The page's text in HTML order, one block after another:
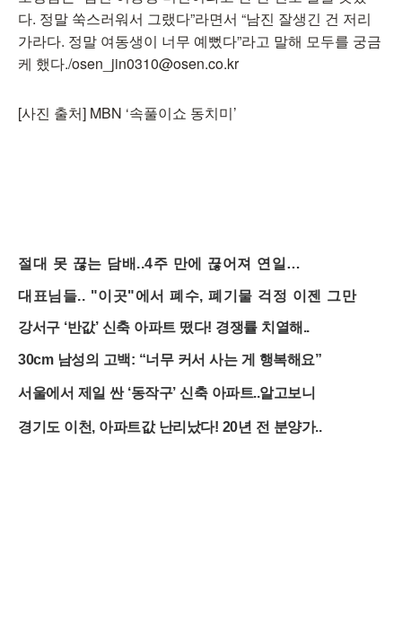
다. 정말 쑥스러워서 그랬다”라면서 “남진 잘생긴 건 저리
가라다. 정말 여동생이 너무 예뻤다”라고 말해 모두를 궁금
케 했다./osen_jin0310@osen.co.kr
[사진 출처] MBN ‘속풀이쇼 동치미’